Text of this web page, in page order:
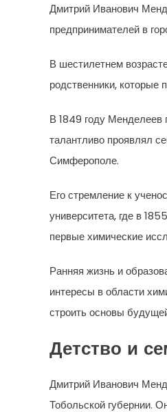
Дмитрий Иванович
предпринимателей в
В шестилетнем
родственники, которые
В 1849 году Менделеев
талантливо проявлял
Симферополе.
Его стремление к
университета, где в
первые химические
Ранняя жизнь и
интересы в области
строить основы
Детство и
Дмитрий Иванович
Тобольской губернии.